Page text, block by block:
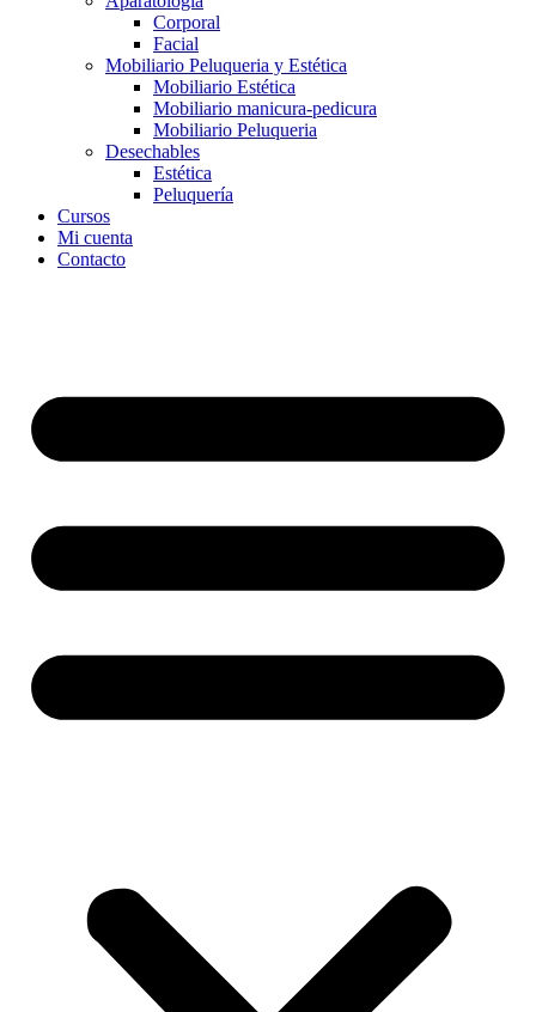
Corporal
Facial
Mobiliario Peluqueria y Estética
Mobiliario Estética
Mobiliario manicura-pedicura
Mobiliario Peluqueria
Desechables
Estética
Peluquería
Cursos
Mi cuenta
Contacto